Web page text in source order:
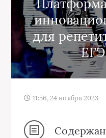
для
11:56, 24 ноября 2023